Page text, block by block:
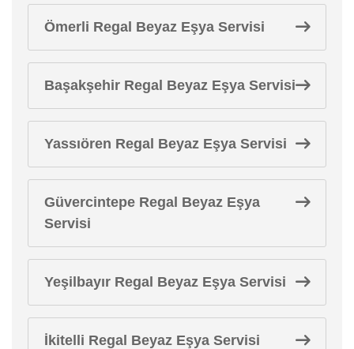
Ömerli Regal Beyaz Eşya Servisi
Başakşehir Regal Beyaz Eşya Servisi
Yassıören Regal Beyaz Eşya Servisi
Güvercintepe Regal Beyaz Eşya
Servisi
Yeşilbayır Regal Beyaz Eşya Servisi
İkitelli Regal Beyaz Eşya Servisi